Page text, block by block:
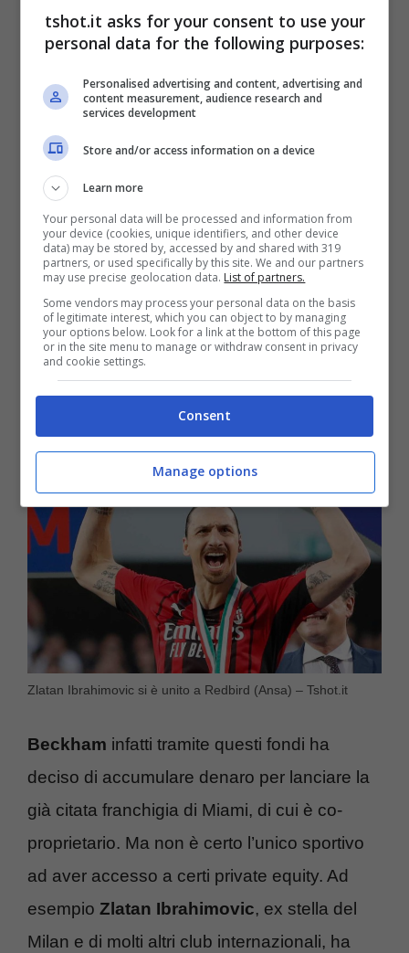
private equity
esempio dell’ultima realtà imprenditoriale,
sempre più in espansione tra i campioni
sportivi di tutto il mondo. Vale a dire i
equity
, meglio conosciuti dalle nostre parti
come fondi privati. In sintesi si tratta di una
forma di investimento in cui i capitali vengono
raccolti da investitori istituzionali o privati
qualificati al fine di acquisire partecipazioni
nel capitale di società generalmente non
quotate in borsa.
Zlatan Ibrahimovic si è unito a Redbird (Ansa) – Tshot.it
Beckham infatti tramite questi fondi ha
deciso di accumulare denaro per lanciare la
già citata franchigia di Miami, di cui è co-
proprietario. Ma non è certo l’unico sportivo
ad aver accesso a certi private equity. Ad
esempio Zlatan Ibrahimovic, ex stella del
Milan e di molti altri club internazionali, ha
tshot.it asks for your consent to use your
personal data for the following purposes:
Personalised advertising and content, advertising and
content measurement, audience research and
services development
Store and/or access information on a device
Learn more
Your personal data will be processed and information from
your device (cookies, unique identifiers, and other device
data) may be stored by, accessed by and shared with 319
partners, or used specifically by this site. We and our partners
may use precise geolocation data. List of partners.
Some vendors may process your personal data on the basis
of legitimate interest, which you can object to by managing
your options below. Look for a link at the bottom of this page
or in the site menu to manage or withdraw consent in privacy
and cookie settings.
Consent
Manage options